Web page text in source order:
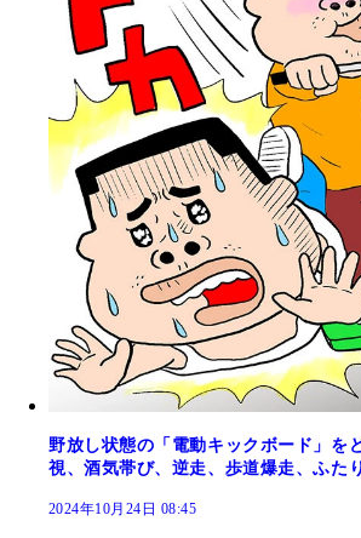
野放し状態の「電動キックボード」
視、酒気帯び、逆走、歩道爆走、ふた
2024年10月24日 08:45